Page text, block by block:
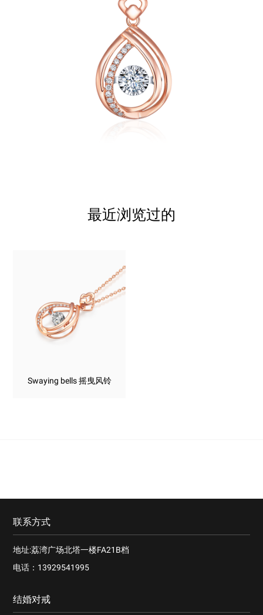
最近浏览过的
Swaying bells 摇曳风铃
联系方式
地址:荔湾广场北塔一楼FA21B档
电话：13929541995
结婚对戒